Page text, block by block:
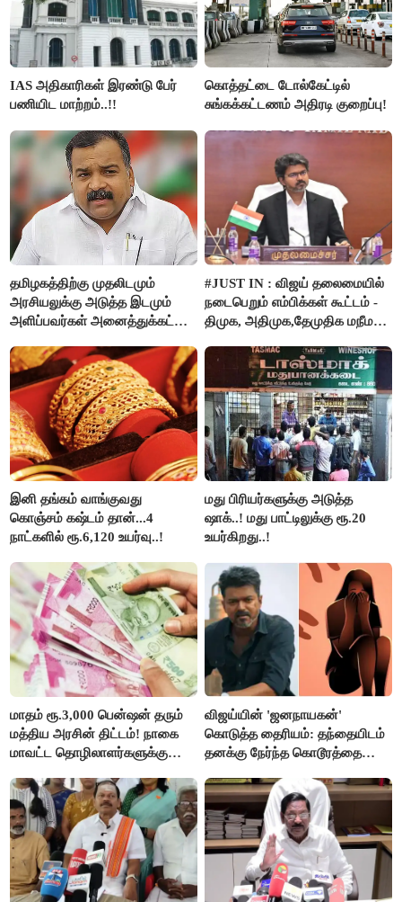
IAS அதிகாரிகள் இரண்டு பேர்
பணியிட மாற்றம்..!!
கொத்தட்டை டோல்கேட்டில்
சுங்கக்கட்டணம் அதிரடி குறைப்பு!
தமிழகத்திற்கு முதலிடமும்
அரசியலுக்கு அடுத்த இடமும்
அளிப்பவர்கள் அனைத்துக்கட்சி
பங்கேற்பார்கள் - மாணிக்கம்
தாகூர்..!!
#JUST IN : விஜய் தலைமையில்
நடைபெறும் எம்பிக்கள் கூட்டம் -
திமுக, அதிமுக,தேமுதிக மநீம
இனி தங்கம் வாங்குவது
கொஞ்சம் கஷ்டம் தான்...4
நாட்களில் ரூ.6,120 உயர்வு..!
மது பிரியர்களுக்கு அடுத்த
ஷாக்..! மது பாட்டிலுக்கு ரூ.20
உயர்கிறது..!
மாதம் ரூ.3,000 பென்ஷன் தரும்
மத்திய அரசின் திட்டம்! நாகை
மாவட்ட தொழிலாளர்களுக்கு
செய்தி!
விஜய்யின் 'ஜனநாயகன்'
கொடுத்த தைரியம்: தந்தையிடம்
தனக்கு நேர்ந்த கொடூரத்தை